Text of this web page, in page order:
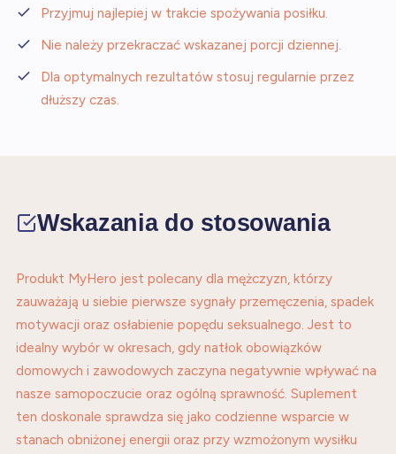
Przyjmuj najlepiej w trakcie spożywania posiłku.
Nie należy przekraczać wskazanej porcji dziennej.
Dla optymalnych rezultatów stosuj regularnie przez
dłuższy czas.
Wskazania do stosowania
Produkt MyHero jest polecany dla mężczyzn, którzy
zauważają u siebie pierwsze sygnały przemęczenia, spadek
motywacji oraz osłabienie popędu seksualnego. Jest to
idealny wybór w okresach, gdy natłok obowiązków
domowych i zawodowych zaczyna negatywnie wpływać na
nasze samopoczucie oraz ogólną sprawność. Suplement
ten doskonale sprawdza się jako codzienne wsparcie w
stanach obniżonej energii oraz przy wzmożonym wysiłku